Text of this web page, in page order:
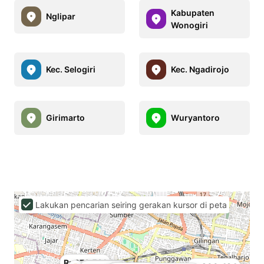
Nglipar
Kabupaten
Wonogiri
Kec. Selogiri Kec. Ngadirojo
Girimarto Wuryantoro
Lakukan pencarian seiring gerakan kursor di peta